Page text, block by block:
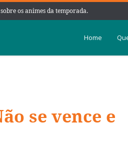
os animes da temporada.
Home
se vence e